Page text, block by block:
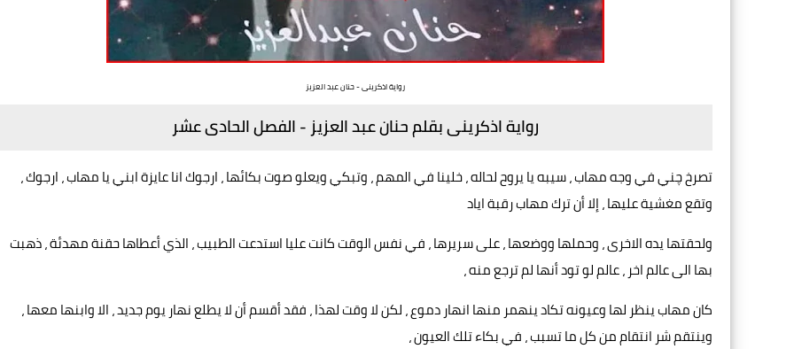
رواية اذكرينى - حنان عبد العزيز
رواية اذكرينى بقلم حنان عبد العزيز - الفصل الحادى عشر
تصرخ چني في وجه مهاب ، سيبه يا يروح لحاله ، خلينا في المهم ، وتبكي ويعلو صوت بكائها ، ارجوك انا عايزة ابني يا مهاب ، ارجوك ،
وتقع مغشية عليها ، إلا أن ترك مهاب رقبة اياد
ولحقتها يده الاخرى ، وحملها ووضعها ، على سريرها ، في نفس الوقت كانت عليا استدعت الطبيب ، الذي أعطاها حقنة مهدئة ، ذهبت
بها الى عالم اخر ، عالم لو تود أنها لم ترجع منه ،
كان مهاب ينظر لها وعيونه تكاد ينهمر منها انهار دموع ، لكن لا وقت لهذا ، فقد أقسم أن لا يطلع نهار يوم جديد ، الا وابنها معها ،
وينتقم شر انتقام من كل ما تسبب ، في بكاء تلك العيون ،